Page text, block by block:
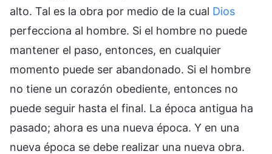
alto. Tal es la obra por medio de la cual Dios
perfecciona al hombre. Si el hombre no puede
mantener el paso, entonces, en cualquier
momento puede ser abandonado. Si el hombre
no tiene un corazón obediente, entonces no
puede seguir hasta el final. La época antigua ha
pasado; ahora es una nueva época. Y en una
nueva época se debe realizar una nueva obra.